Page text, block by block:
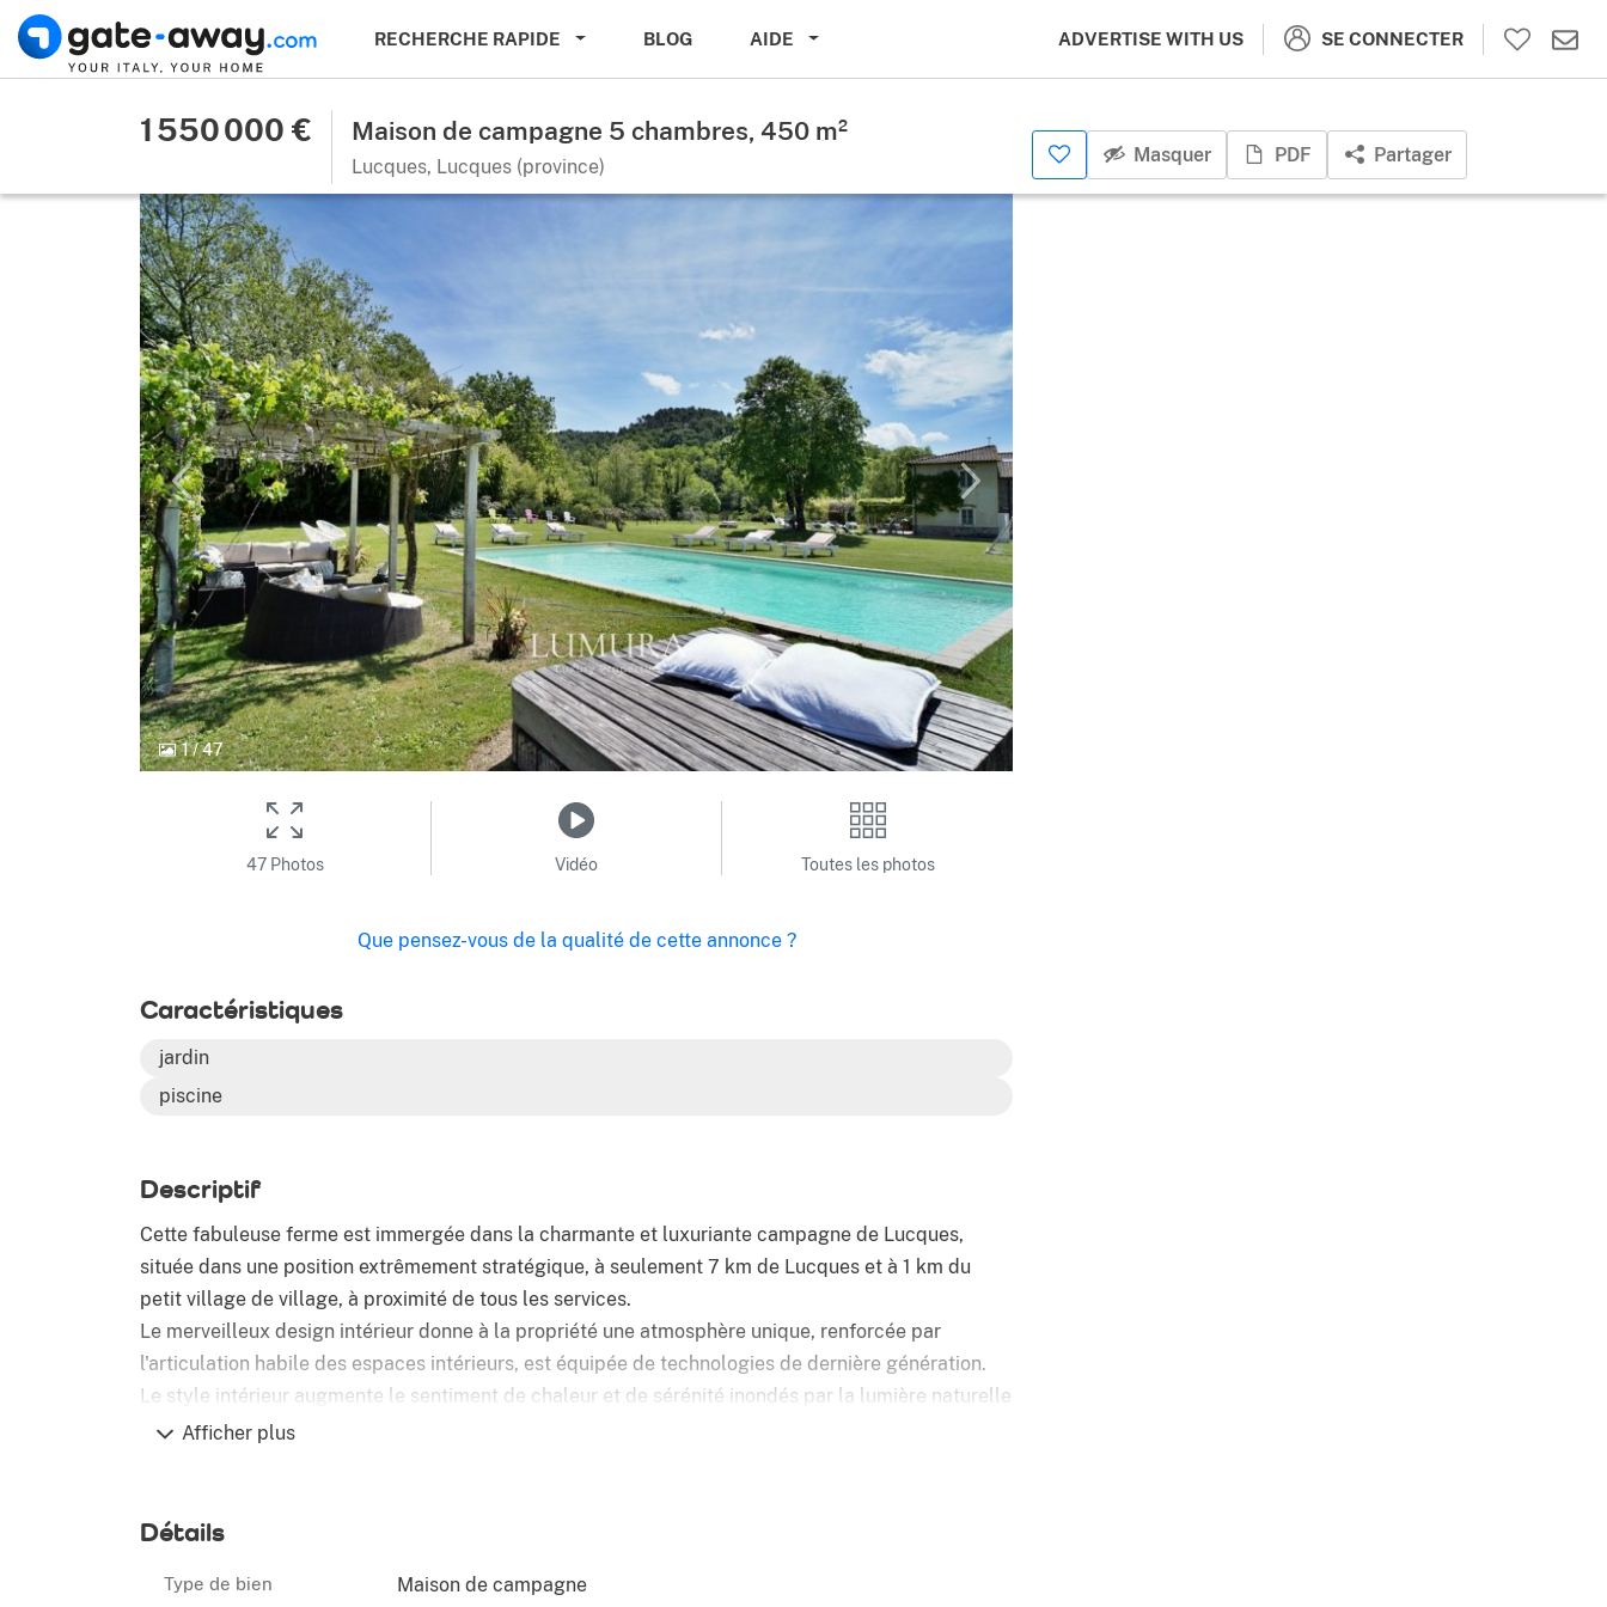
RECHERCHE RAPIDE BLOG AIDE ADVERTISE WITH US SE CONNECTER
1 550 000 € Maison de campagne 5 chambres, 450 m²
Lucques, Lucques (province)
Masquer PDF Partager
1/47
47 Photos Vidéo Toutes les photos
Que pensez-vous de la qualité de cette annonce ?
Caractéristiques
jardin
piscine
Descriptif
Cette fabuleuse ferme est immergée dans la charmante et luxuriante campagne de Lucques,
située dans une position extrêmement stratégique, à seulement 7 km de Lucques et à 1 km du
petit village de village, à proximité de tous les services.
Le merveilleux design intérieur donne à la propriété une atmosphère unique, renforcée par
l'articulation habile des espaces intérieurs, est équipée de technologies de dernière génération.
Le style intérieur augmente le sentiment de chaleur et de sérénité inondés par la lumière naturelle
grâce aux grandes fenêtres.
bâtiment.
actuellement utilisée comme chambre.
Afficher plus
Détails
Type de bien Maison de campagne